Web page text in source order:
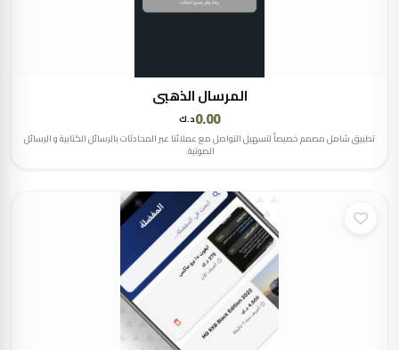
المرسال الذهبي
0.00د.ك
تطبيق شامل مصمم خصيصاً لتسهيل التواصل مع عملائنا عبر المحادثات بالرسائل الكتابية و الرسائل
الصوتية.